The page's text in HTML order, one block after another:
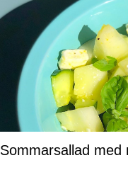
Sommarsallad med